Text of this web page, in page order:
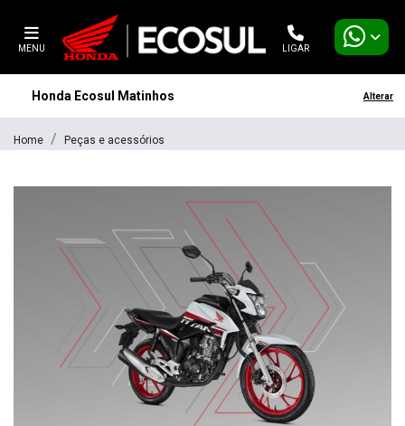
MENU LIGAR
Honda Ecosul Matinhos Alterar
Home Peças e acessórios